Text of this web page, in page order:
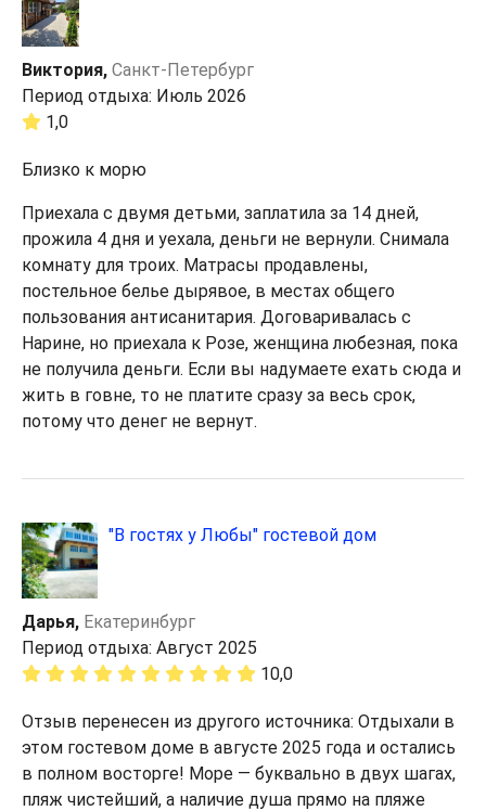
Виктория, Санкт-Петербург
Период отдыха: Июль 2026
1,0
Близко к морю
Приехала с двумя детьми, заплатила за 14 дней,
прожила 4 дня и уехала, деньги не вернули. Снимала
комнату для троих. Матрасы продавлены,
постельное белье дырявое, в местах общего
пользования антисанитария. Договаривалась с
Нарине, но приехала к Розе, женщина любезная, пока
не получила деньги. Если вы надумаете ехать сюда и
жить в говне, то не платите сразу за весь срок,
потому что денег не вернут.
"В гостях у Любы" гостевой дом
Дарья, Екатеринбург
Период отдыха: Август 2025
10,0
Отзыв перенесен из другого источника: Отдыхали в
этом гостевом доме в августе 2025 года и остались
в полном восторге! Море — буквально в двух шагах,
пляж чистейший, а наличие душа прямо на пляже